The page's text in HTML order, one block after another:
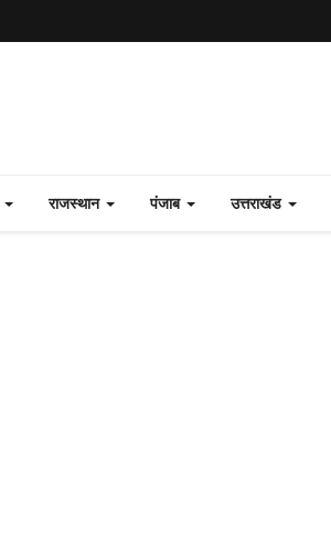
राजस्थान पंजाब उत्तराखंड